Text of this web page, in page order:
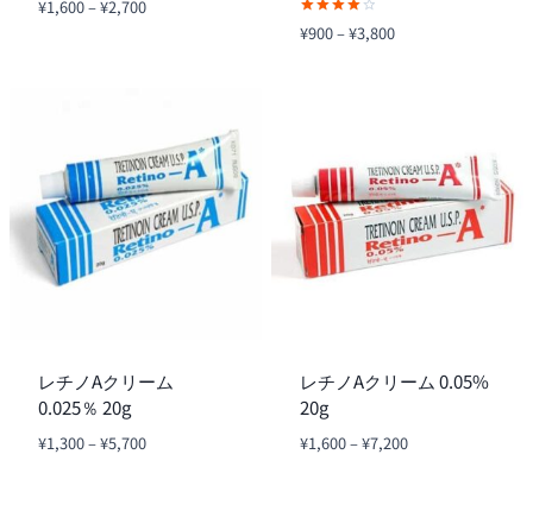
¥1,600–¥2,700価
5段階中
4.00
¥900–¥3,800価
レチノAクリーム
0.025％ 20g
¥1,300–¥5,700価
レチノAクリーム 0.05%
20g
¥1,600–¥7,200価